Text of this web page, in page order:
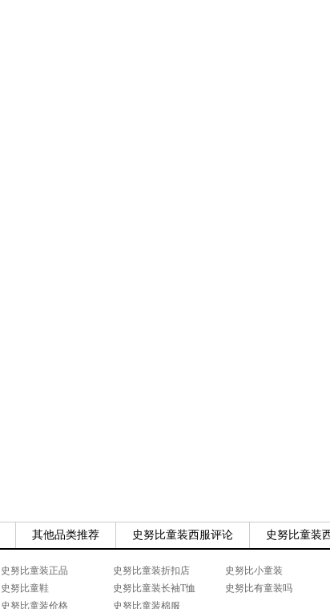
其他品类推荐 史努比童装西服评论 史努比童装
史努比童装正品 史努比童装折扣店 史努比小童装
史努比童鞋 史努比童装长袖T恤 史努比有童装吗
史努比童装价格 史努比童装棉服